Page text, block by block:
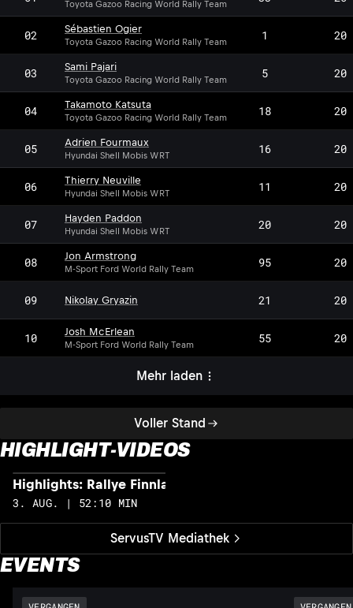
Voller Stand
Toyota Gazoo Racing World Rally Team
02 Sébastien Ogier
Toyota Gazoo Racing World Rally Team 1 20
03 Sami Pajari
Toyota Gazoo Racing World Rally Team 5 20
04 Takamoto Katsuta
Toyota Gazoo Racing World Rally Team 18 20
05 Adrien Fourmaux
Hyundai Shell Mobis WRT 16 20
06 Thierry Neuville
Hyundai Shell Mobis WRT 11 20
07 Hayden Paddon
Hyundai Shell Mobis WRT 20 20
08 Jon Armstrong
M-Sport Ford World Rally Team 95 20
09 Nikolay Gryazin 21 20
10 Josh McErlean
M-Sport Ford World Rally Team 55 20
Mehr laden
HIGHLIGHT-VIDEOS
ServusTV Mediathek
Highlights: Rallye Finnland
3. AUG. | 52:10 MIN
EVENTS